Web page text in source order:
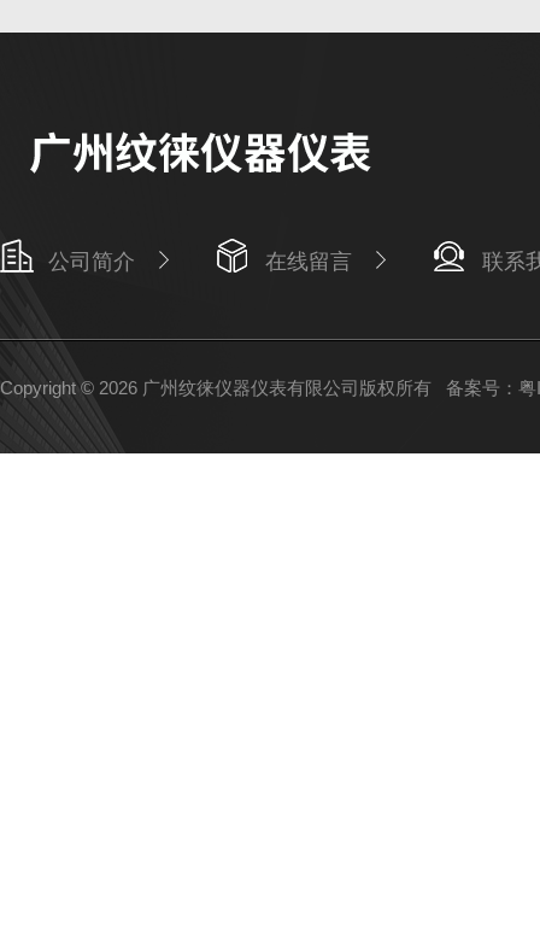
公司简介 在线留言 联系
Copyright © 2026 广州纹徕仪器仪表有限公司版权所有 备案号：